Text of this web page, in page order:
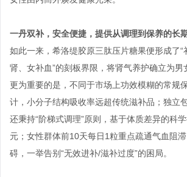
一丹双补，安全便捷，提供从调理到保养的长
如此一来，希洛缇胶原三肽压片糖果便形成了
肾、女补血”的刻板界限，将肾气养护确立为男
更为重要的是，不同于市场上功效模糊的常
计，小分子结构吸收率远超传统滋补品；独立
还秉持“阶梯式调理”原则，基于体质差异的科
元；女性群体前10天每日1粒重点疏通气血阻
碍，一举告别“无效进补/滋补过度”的困局。